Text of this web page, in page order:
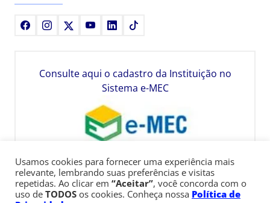
FacebookInstagram YoutubeLinkedIn
Consulte aqui o cadastro da Instituição no
Sistema e-MEC
Usamos cookies para fornecer uma experiência mais
relevante, lembrando suas preferências e visitas
repetidas. Ao clicar em “Aceitar”, você concorda com o
uso de TODOS os cookies. Conheça nossa Política de